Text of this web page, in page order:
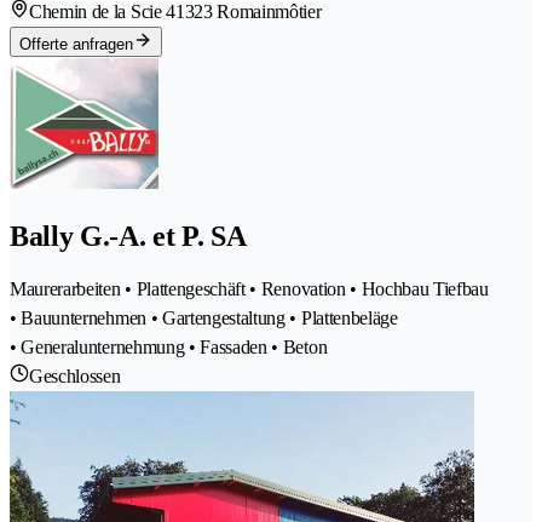
Chemin de la Scie 41323 Romainmôtier
Offerte anfragen
Bally G.-A. et P. SA
Maurerarbeiten • Plattengeschäft • Renovation • Hochbau Tiefbau
• Bauunternehmen • Gartengestaltung • Plattenbeläge
• Generalunternehmung • Fassaden • Beton
Geschlossen